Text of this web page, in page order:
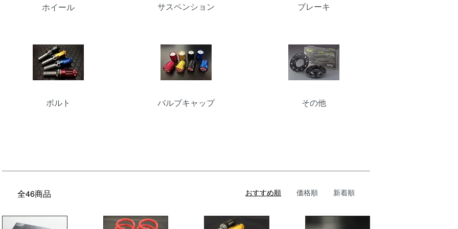
ホイール サスペンション ブレーキ
ボルト バルブキャップ その他
全46商品 おすすめ順 価格順 新着順